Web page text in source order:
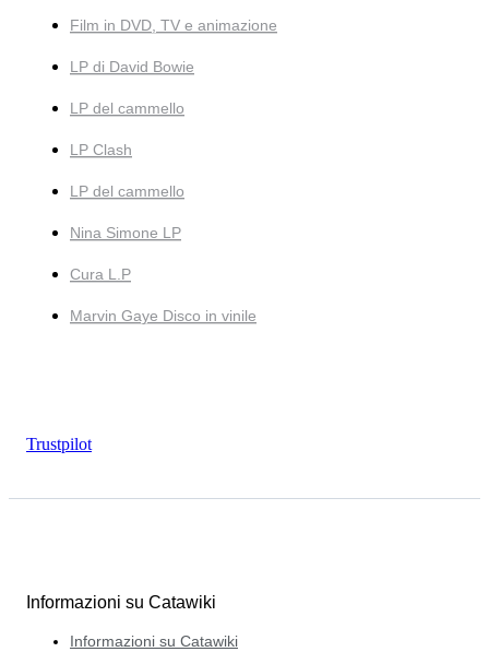
Film in DVD, TV e animazione
LP di David Bowie
LP del cammello
LP Clash
LP del cammello
Nina Simone LP
Cura L.P
Marvin Gaye Disco in vinile
Trustpilot
Informazioni su Catawiki
Informazioni su Catawiki